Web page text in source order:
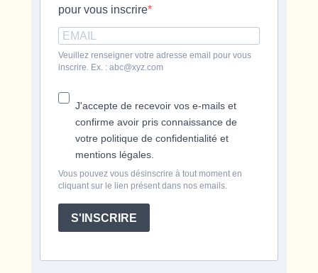
pour vous inscrire
Veuillez renseigner votre adresse email pour vous
inscrire. Ex. : abc@xyz.com
J'accepte de recevoir vos e-mails et
confirme avoir pris connaissance de
votre politique de confidentialité et
mentions légales.
Vous pouvez vous désinscrire à tout moment en
cliquant sur le lien présent dans nos emails.
S'INSCRIRE